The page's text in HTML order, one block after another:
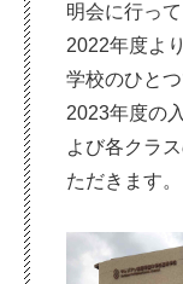
明会に行っ
2022年度よ
学校のひとつ
2023年度の
よび各クラ
ただきます。